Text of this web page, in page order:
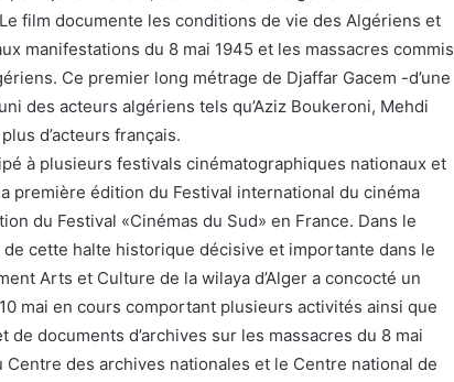
film documente les conditions de vie des Algériens et
manifestations du 8 mai 1945 et les massacres commis
Ce premier long métrage de Djaffar Gacem -d’une
des acteurs algériens tels qu’Aziz Boukeroni, Mehdi
d’acteurs français.
à plusieurs festivals cinématographiques nationaux et
première édition du Festival international du cinéma
du Festival «Cinémas du Sud» en France. Dans le
cette halte historique décisive et importante dans le
Arts et Culture de la wilaya d’Alger a concocté un
mai en cours comportant plusieurs activités ainsi que
documents d’archives sur les massacres du 8 mai
des archives nationales et le Centre national de